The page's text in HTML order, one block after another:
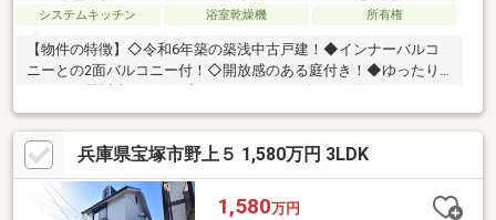
システムキッチン
浴室乾燥機 所有権
【物件の特徴】◇令和6年築の築浅中古戸建！◆インナーバルコ
ニーとの2面バルコニー付！◇開放感のある庭付き！◆ゆったり
付！◆各洋室に収納あり！◇便利なロフト付き！【立地の特徴】
◆仁川エリアの高台に位置しており日当たり・眺望良好！◇第一
種低層住居専用地域のエリアの為、周辺は閑静な住宅街！◆小中
学校も徒歩圏内で安心して生活可能！◇周辺は車通りも少なくお
子様がいても安心！
兵庫県宝塚市野上５ 1,580万円 3LDK
1,580万円